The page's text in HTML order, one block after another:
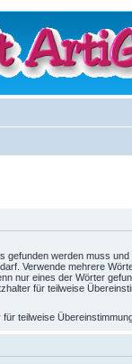
gefunden werden muss und
Verwende mehrere
nur eines der Wörter
für teilweise
teilweise